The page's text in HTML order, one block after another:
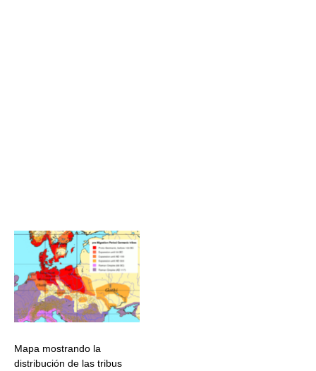
Mapa mostrando la
distribución de las tribus